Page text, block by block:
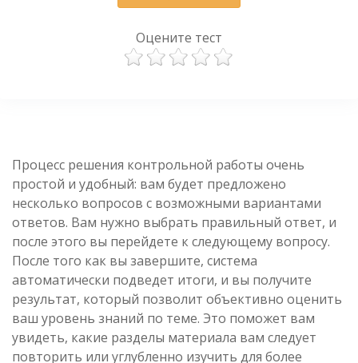
Оцените тест
Процесс решения контрольной работы очень
простой и удобный: вам будет предложено
несколько вопросов с возможными вариантами
ответов. Вам нужно выбрать правильный ответ, и
после этого вы перейдете к следующему вопросу.
После того как вы завершите, система
автоматически подведет итоги, и вы получите
результат, который позволит объективно оценить
ваш уровень знаний по теме. Это поможет вам
увидеть, какие разделы материала вам следует
повторить или углубленно изучить для более